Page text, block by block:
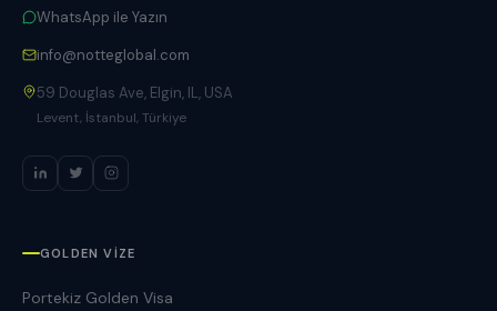
WhatsApp ile Yazın
info@notteglobal.com
59 Douglas Ave, Elgin, IL, USA
Levent, İstanbul, Türkiye
GOLDEN VIZE
Portekiz Golden Visa